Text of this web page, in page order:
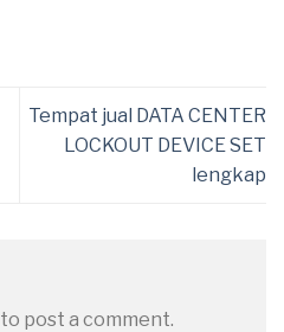
Tempat jual DATA CENTER
LOCKOUT DEVICE SET
lengkap
to post a comment.